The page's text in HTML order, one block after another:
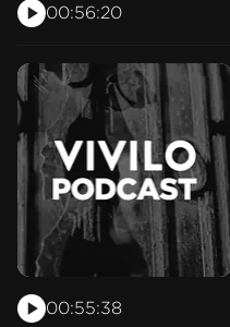
00:56:20
00:55:38